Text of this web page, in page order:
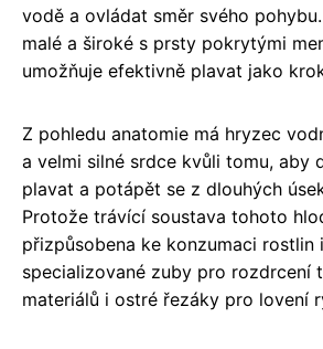
vodě a ovládat směr svého
malé a široké s prsty pokrytými
umožňuje efektivně plavat jako
Z pohledu anatomie má hryzec
a velmi silné srdce kvůli tomu, aby
plavat a potápět se z dlouhých
Protože trávící soustava tohoto
přizpůsobena ke konzumaci rostlin
specializované zuby pro rozdrcení
materiálů i ostré řezáky pro lovení